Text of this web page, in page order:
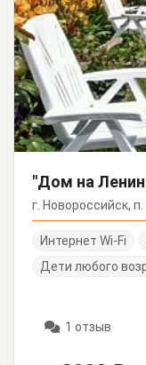
"Дом на
г. Новороссийск,
Интернет Wi-Fi
Дети любого
1 отзыв